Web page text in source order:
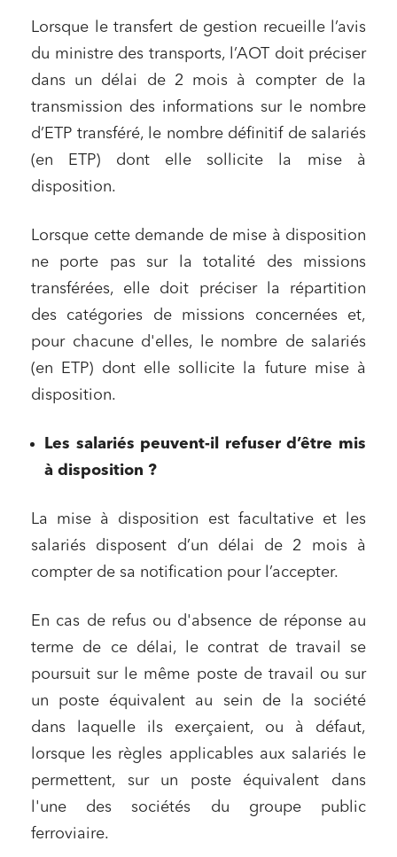
Lorsque le transfert de gestion recueille l’avis
du ministre des transports, l’AOT doit préciser
dans un délai de 2 mois à compter de la
transmission des informations sur le nombre
d’ETP transféré, le nombre définitif de salariés
(en ETP) dont elle sollicite la mise à
disposition.
Lorsque cette demande de mise à disposition
ne porte pas sur la totalité des missions
transférées, elle doit préciser la répartition
des catégories de missions concernées et,
pour chacune d'elles, le nombre de salariés
(en ETP) dont elle sollicite la future mise à
disposition.
Les salariés peuvent-il refuser d’être mis
à disposition ?
La mise à disposition est facultative et les
salariés disposent d’un délai de 2 mois à
compter de sa notification pour l’accepter.
En cas de refus ou d'absence de réponse au
terme de ce délai, le contrat de travail se
poursuit sur le même poste de travail ou sur
un poste équivalent au sein de la société
dans laquelle ils exerçaient, ou à défaut,
lorsque les règles applicables aux salariés le
permettent, sur un poste équivalent dans
l'une des sociétés du groupe public
ferroviaire.